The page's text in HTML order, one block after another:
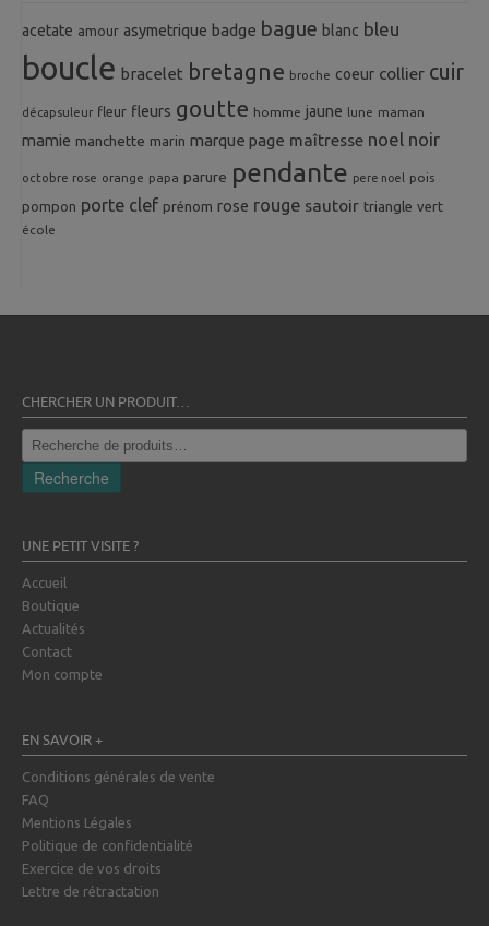
acetate amour asymetrique badge bague blanc bleu
boucle bracelet bretagne broche coeur collier cuir
décapsuleur fleur fleurs goutte homme jaune lune maman
mamie manchette marin marque page maîtresse noel noir
octobre rose orange papa parure pendante pere noel pois
pompon porte clef prénom rose rouge sautoir triangle vert
école
CHERCHER UN PRODUIT…
Recherche
pour :
Recherche
UNE PETIT VISITE ?
Accueil
Boutique
Actualités
Contact
Mon compte
EN SAVOIR +
Conditions générales de vente
FAQ
Mentions Légales
Politique de confidentialité
Exercice de vos droits
Lettre de rétractation